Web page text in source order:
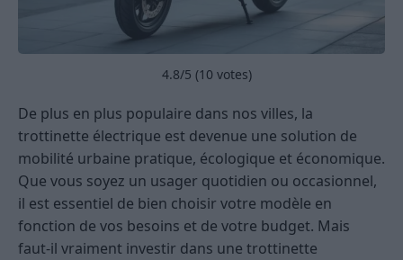
4.8/5 (10 votes)
De plus en plus populaire dans nos villes, la
trottinette électrique est devenue une solution de
mobilité urbaine pratique, écologique et économique.
Que vous soyez un usager quotidien ou occasionnel,
il est essentiel de bien choisir votre modèle en
fonction de vos besoins et de votre budget. Mais
faut-il vraiment investir dans une trottinette